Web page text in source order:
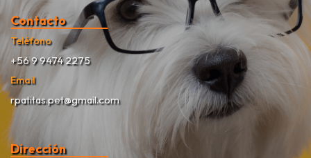
Contacto
Teléfono
+56 9 9474 2275
Email
rpatitas.pet@gmail.com
Dirección